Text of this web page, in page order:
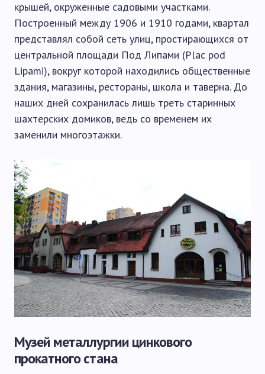
крышей, окруженные садовыми участками.
Построенный между 1906 и 1910 годами, квартал
представлял собой сеть улиц, простирающихся от
центральной площади Под Липами (Plac pod
Lipami), вокруг которой находились общественные
здания, магазины, рестораны, школа и таверна. До
наших дней сохранилась лишь треть старинных
шахтерских домиков, ведь со временем их
заменили многоэтажки.
Музей металлургии цинкового
прокатного стана